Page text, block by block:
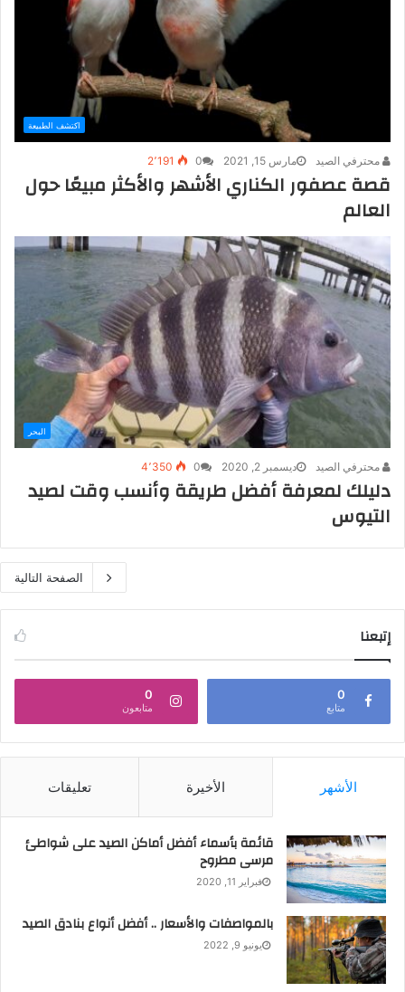
اكتشف الطبيعة
محترفي الصيد مارس 15, 2021 0 2٬191
قصة عصفور الكناري الأشهر والأكثر مبيعًا حول
العالم
البحر
محترفي الصيد ديسمبر 2, 2020 0 4٬350
دليلك لمعرفة أفضل طريقة وأنسب وقت لصيد
التيوس
الصفحة التالية
إتبعنا
0
متابع
0
متابعون
الأشهر الأخيرة تعليقات
قائمة بأسماء أفضل أماكن الصيد على شواطئ
مرسى مطروح
فبراير 11, 2020
بالمواصفات والأسعار .. أفضل أنواع بنادق الصيد
يونيو 9, 2022